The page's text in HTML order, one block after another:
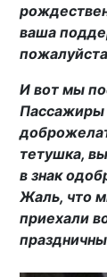
ваша
И вот мы
Пассажиры
тетушка,
в знак
Жаль, что
приехали